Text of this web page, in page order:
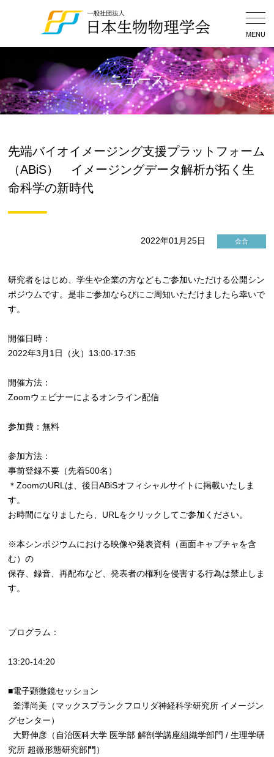
MENU
ニュース
先端バイオイメージング支援プラットフォーム
（ABiS） イメージングデータ解析が拓く生
命科学の新時代
2022年01月25日 会合
研究者をはじめ、学生や企業の方などもご参加いただける公開シン
ポジウムです。是非ご参加ならびにご周知いただけましたら幸いで
す。
開催日時：
2022年3月1日（火）13:00-17:35
開催方法：
Zoomウェビナーによるオンライン配信
参加費：無料
参加方法：
事前登録不要（先着500名）
＊ZoomのURLは、後日ABiSオフィシャルサイトに掲載いたしま
す。
お時間になりましたら、URLをクリックしてご参加ください。
※本シンポジウムにおける映像や発表資料（画面キャプチャを含
む）の
保存、録音、再配布など、発表者の権利を侵害する行為は禁止しま
す。
プログラム：
13:20-14:20
■電子顕微鏡セッション
釜澤尚美（マックスプランクフロリダ神経科学研究所 イメージン
グセンター）
大野伸彦（自治医科大学 医学部 解剖学講座組織学部門 / 生理学研
究所 超微形態研究部門）